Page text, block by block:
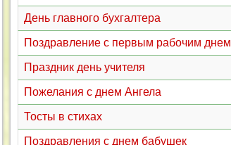
День главного бухгалтера
Поздравление с первым рабочим днем
Праздник день учителя
Пожелания с днем Ангела
Тосты в стихах
Поздравления с днем бабушек